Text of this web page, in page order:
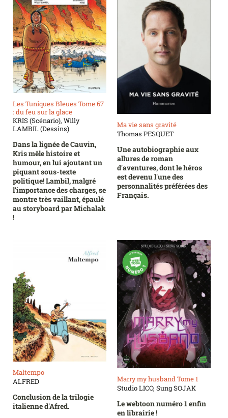
Les Tuniques Bleues Tome 67
: du feu sur la glace
KRIS (Scénario), Willy
LAMBIL (Dessins)
Dans la lignée de Cauvin,
Kris mêle histoire et
humour, en lui ajoutant un
piquant sous-texte
politique! Lambil, malgré
l'importance des charges, se
montre très vaillant, épaulé
au storyboard par Michalak
!
Ma vie sans gravité
Thomas PESQUET
Une autobiographie aux
allures de roman
d'aventures, dont le héros
est devenu l'une des
personnalités préférées des
Français.
Maltempo
ALFRED
Conclusion de la trilogie
italienne d'Afred.
Marry my husband Tome 1
Studio LICO, Sung SOJAK
Le webtoon numéro 1 enfin
en librairie !